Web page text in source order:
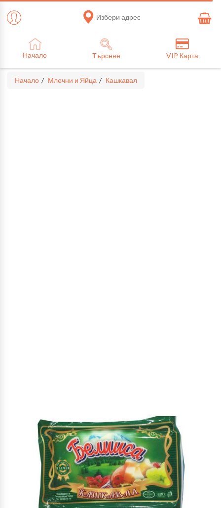
Избери адрес
Начало Търсене VIP Карта
Начало Млечни и Яйца Кашкавал